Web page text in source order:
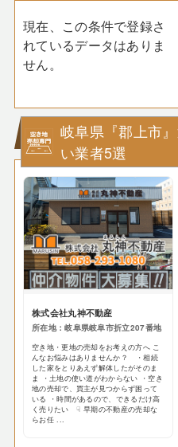
現在、この条件で登録さ
れているデータはありま
せん。
岐阜県『郡上市
い業者5選
株式会社丸神不動産
所在地：岐阜県岐阜市折立207番地
空き地・更地の売却をお考えの方へ こ
んなお悩みはありませんか？ ・相続
した家をとりあえず解体したがそのま
ま ・土地の使い道がわからない ・空き
地の売却で、買主が見つからず困って
いる ・時間があるので、できるだけ高
く売りたい ☟ 早期の不動産の売却な
らお任 ...